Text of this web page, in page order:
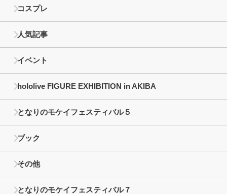
コスプレ
人気記事
イベント
hololive FIGURE EXHIBITION in AKIBA
となりのモケイフェスティバル５
ブック
その他
となりのモケイフェスティバル７